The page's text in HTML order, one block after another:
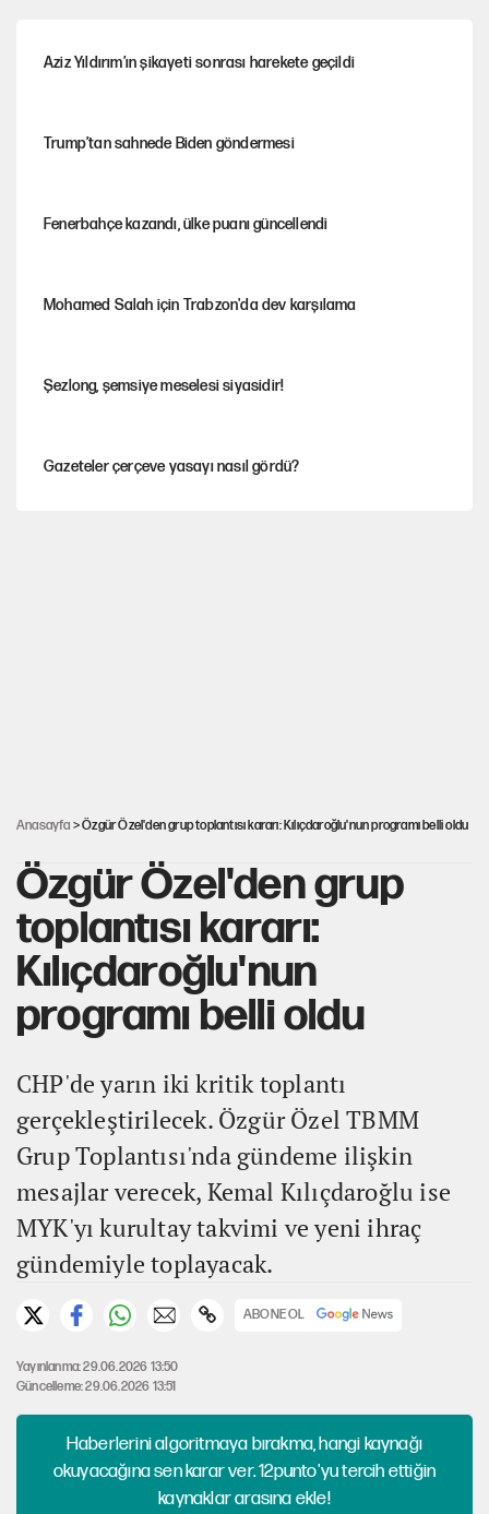
Aziz Yıldırım’ın şikayeti sonrası harekete geçildi
Trump’tan sahnede Biden göndermesi
Fenerbahçe kazandı, ülke puanı güncellendi
Mohamed Salah için Trabzon'da dev karşılama
Şezlong, şemsiye meselesi siyasidir!
Gazeteler çerçeve yasayı nasıl gördü?
Anasayfa > Özgür Özel'den grup toplantısı kararı: Kılıçdaroğlu'nun programı belli oldu
Özgür Özel'den grup
toplantısı kararı:
Kılıçdaroğlu'nun
programı belli oldu
CHP'de yarın iki kritik toplantı
gerçekleştirilecek. Özgür Özel TBMM
Grup Toplantısı'nda gündeme ilişkin
mesajlar verecek, Kemal Kılıçdaroğlu ise
MYK'yı kurultay takvimi ve yeni ihraç
gündemiyle toplayacak.
ABONE OL
Yayınlanma: 29.06.2026 13:50
Güncelleme: 29.06.2026 13:51
Haberlerini algoritmaya bırakma, hangi kaynağı
okuyacağına sen karar ver. 12punto'yu tercih ettiğin
kaynaklar arasına ekle!